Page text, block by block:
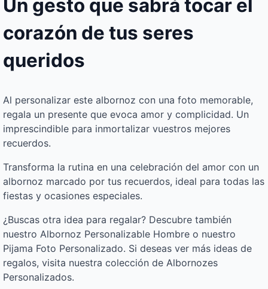
Un gesto que sabrá tocar el
corazón de tus seres
queridos
Al personalizar este albornoz con una foto memorable,
regala un presente que evoca amor y complicidad. Un
imprescindible para inmortalizar vuestros mejores
recuerdos.
Transforma la rutina en una celebración del amor con un
albornoz marcado por tus recuerdos, ideal para todas las
fiestas y ocasiones especiales.
¿Buscas otra idea para regalar? Descubre también
nuestro Albornoz Personalizable Hombre o nuestro
Pijama Foto Personalizado. Si deseas ver más ideas de
regalos, visita nuestra colección de Albornozes
Personalizados.